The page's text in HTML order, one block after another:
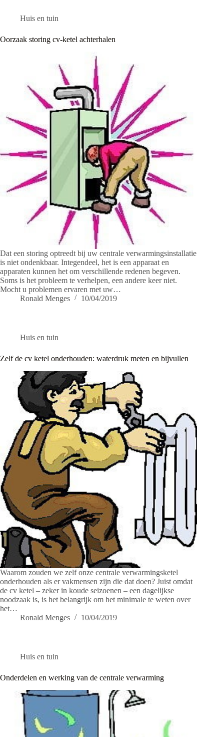
Huis en tuin
Oorzaak storing cv-ketel achterhalen
Dat een storing optreedt bij uw centrale verwarmingsinstallatie
is niet ondenkbaar. Integendeel, het is een apparaat en
apparaten kunnen het om verschillende redenen begeven.
Soms is het probleem te verhelpen, een andere keer niet.
Mocht u problemen ervaren met uw…
Ronald Menges
10/04/2019
Huis en tuin
Zelf de cv ketel onderhouden: waterdruk meten en bijvullen
Waarom zouden we zelf onze centrale verwarmingsketel
onderhouden als er vakmensen zijn die dat doen? Juist omdat
de cv ketel – zeker in koude seizoenen – een dagelijkse
noodzaak is, is het belangrijk om het minimale te weten over
het…
Ronald Menges
10/04/2019
Huis en tuin
Onderdelen en werking van de centrale verwarming